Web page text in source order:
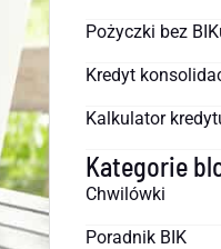
Pożyczki bez
Kredyt
Kalkulator
Kategorie
Chwilówki
Poradnik BIK